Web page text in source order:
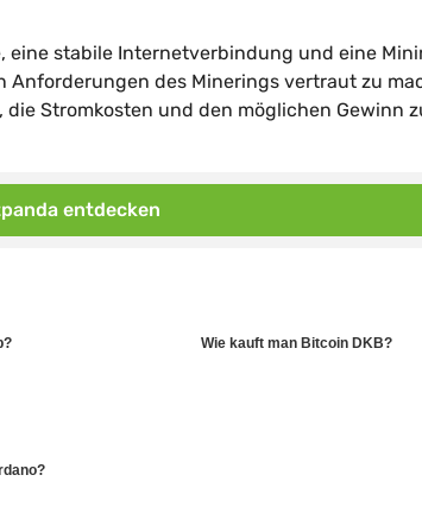
eine stabile Internetverbindung und eine
des Minerings vertraut zu
Stromkosten und den möglichen Gewinn
entdecken
Wie kauft man Bitcoin DKB?